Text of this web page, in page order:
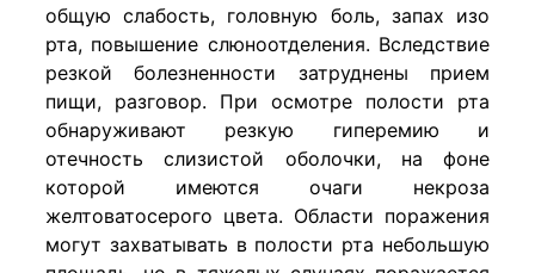
общую слабость, головную боль, запах изо
рта, повышение слюноотделения. Вследствие
резкой болезненности затруднены прием
пищи, разговор. При осмотре полости рта
обнаруживают резкую гиперемию и
отечность слизистой оболочки, на фоне
которой имеются очаги некроза
желтоватосерого цвета. Области поражения
могут захватывать в полости рта небольшую